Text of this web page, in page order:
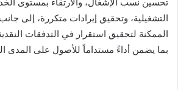
التشغيلية، وتحقيق إيرادات متكررة، إلى
الممكنة لتحقيق استقرار في التدفقات
بما يضمن أداءً مستداماً للأصول على المدى